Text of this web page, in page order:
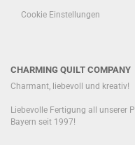
Cookie Einstellungen
CHARMING QUILT COMPANY
Charmant, liebevoll und kreativ!
Liebevolle Fertigung all unserer
Bayern seit 1997!